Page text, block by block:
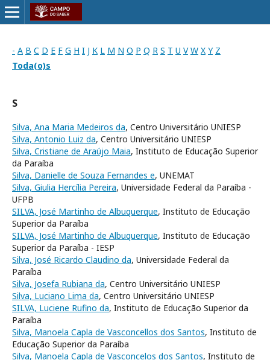
- A B C D E F G H I J K L M N O P Q R S T U V W X Y Z
Toda(o)s
S
Silva, Ana Maria Medeiros da, Centro Universitário UNIESP
Silva, Antonio Luiz da, Centro Universitário UNIESP
Silva, Cristiane de Araújo Maia, Instituto de Educação Superior
da Paraíba
Silva, Danielle de Souza Fernandes e, UNEMAT
Silva, Giulia Hercília Pereira, Universidade Federal da Paraíba -
UFPB
SILVA, José Martinho de Albuquerque, Instituto de Educação
Superior da Paraíba
SILVA, José Martinho de Albuquerque, Instituto de Educação
Superior da Paraíba - IESP
Silva, José Ricardo Claudino da, Universidade Federal da
Paraíba
Silva, Josefa Rubiana da, Centro Universitário UNIESP
Silva, Luciano Lima da, Centro Universitário UNIESP
SILVA, Luciene Rufino da, Instituto de Educação Superior da
Paraíba
Silva, Manoela Capla de Vasconcellos dos Santos, Instituto de
Educação Superior da Paraíba
Silva, Manoela Capla de Vasconcelos dos Santos, Instituto de